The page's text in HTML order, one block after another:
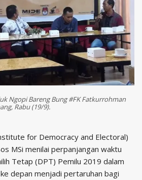
Ngopi Bareng Bung #FK Fatkurrohman
Rabu (19/9).
for Democracy and Electoral)
MSi menilai perpanjangan waktu
Tetap (DPT) Pemilu 2019 dalam
depan menjadi pertaruhan bagi